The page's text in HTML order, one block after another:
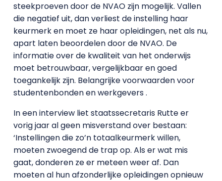
steekproeven door de NVAO zijn mogelijk. Vallen
die negatief uit, dan verliest de instelling haar
keurmerk en moet ze haar opleidingen, net als nu,
apart laten beoordelen door de NVAO. De
informatie over de kwaliteit van het onderwijs
moet betrouwbaar, vergelijkbaar en goed
toegankelijk zijn. Belangrijke voorwaarden voor
studentenbonden en werkgevers .
In een interview liet staatssecretaris Rutte er
vorig jaar al geen misverstand over bestaan:
‘Instellingen die zo’n totaalkeurmerk willen,
moeten zwoegend de trap op. Als er wat mis
gaat, donderen ze er meteen weer af. Dan
moeten al hun afzonderlijke opleidingen opnieuw